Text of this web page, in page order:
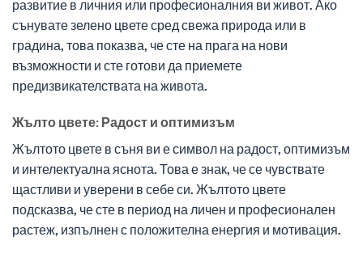
развитие в личния или професионалния ви живот. Ако
сънувате зелено цвете сред свежа природа или в
градина, това показва, че сте на прага на нови
възможности и сте готови да приемете
предизвикателствата на живота.
Жълто цвете: Радост и оптимизъм
Жълтото цвете в съня ви е символ на радост, оптимизъм
и интелектуална яснота. Това е знак, че се чувствате
щастливи и уверени в себе си. Жълтото цвете
подсказва, че сте в период на личен и професионален
растеж, изпълнен с положителна енергия и мотивация.